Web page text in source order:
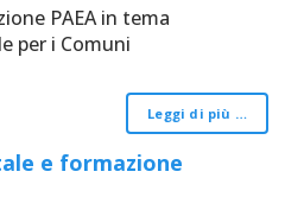
PAEA in tema
per i Comuni
Leggi di più …
e formazione